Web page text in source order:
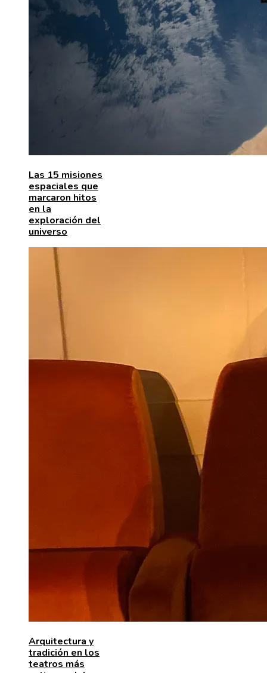
Las 15 misiones
espaciales que
marcaron hitos
en la
exploración del
universo
Arquitectura y
tradición en los
teatros más